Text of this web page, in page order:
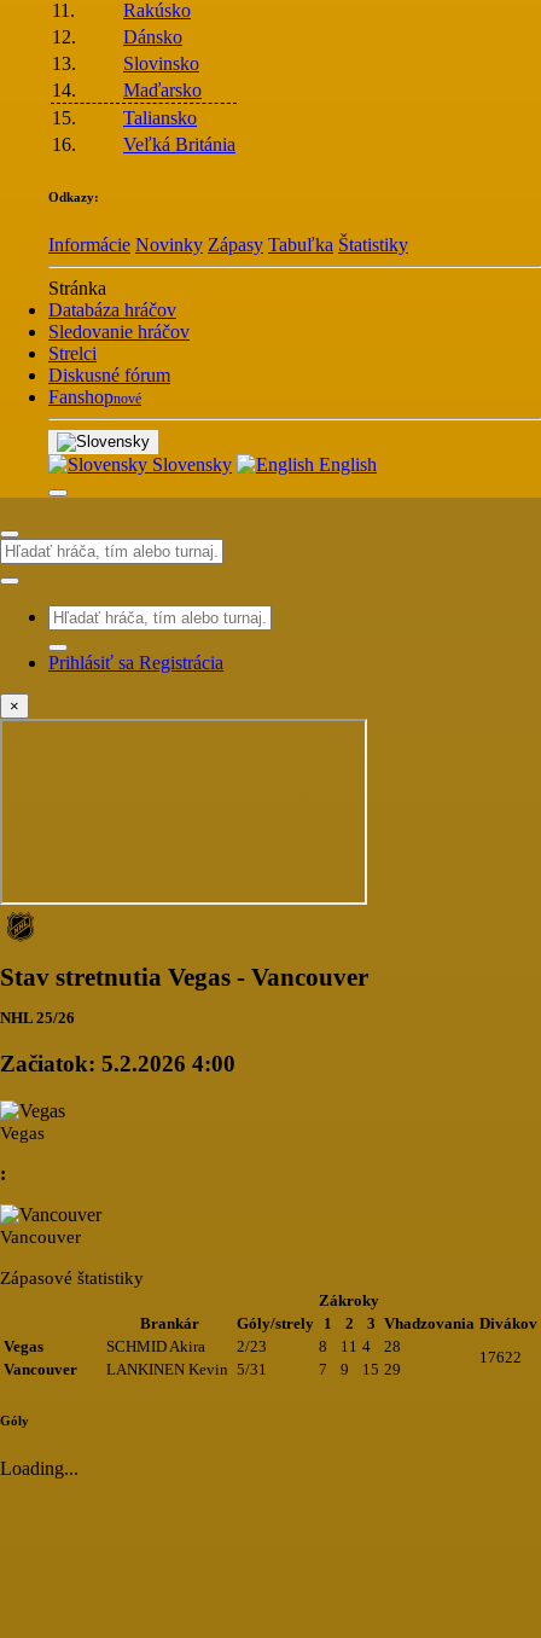
11.
Rakúsko
12.
Dánsko
13.
Slovinsko
14.
Maďarsko
15.
Taliansko
16.
Veľká Británia
Odkazy:
Informácie Novinky Zápasy Tabuľka Štatistiky
Stránka
Databáza hráčov
Sledovanie hráčov
Strelci
Diskusné fórum
Fanshopnové
Slovensky English
Prihlásiť sa Registrácia
×
Stav stretnutia Vegas - Vancouver
NHL 25/26
Začiatok: 5.2.2026 4:00
Vegas
:
Vancouver
Zápasové štatistiky
Zákroky
Brankár
Góly/strely 1 2 3 Vhadzovania Divákov
Vegas
SCHMID Akira 2/23 8 11 4 28
17622
Vancouver LANKINEN Kevin 5/31 7 9 15 29
Góly
Loading...